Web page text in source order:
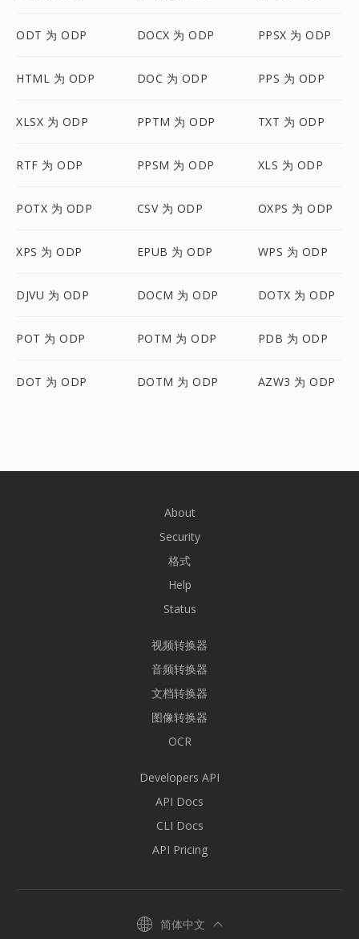
ODT 为 ODP DOCX 为 ODP PPSX 为 ODP
HTML 为 ODP DOC 为 ODP PPS 为 ODP
XLSX 为 ODP PPTM 为 ODP TXT 为 ODP
RTF 为 ODP PPSM 为 ODP XLS 为 ODP
POTX 为 ODP CSV 为 ODP OXPS 为 ODP
XPS 为 ODP EPUB 为 ODP WPS 为 ODP
DJVU 为 ODP DOCM 为 ODP DOTX 为 ODP
POT 为 ODP POTM 为 ODP PDB 为 ODP
DOT 为 ODP DOTM 为 ODP AZW3 为 ODP
About
Security
格式
Help
Status
视频转换器
音频转换器
文档转换器
图像转换器
OCR
Developers API
API Docs
CLI Docs
API Pricing
简体中文